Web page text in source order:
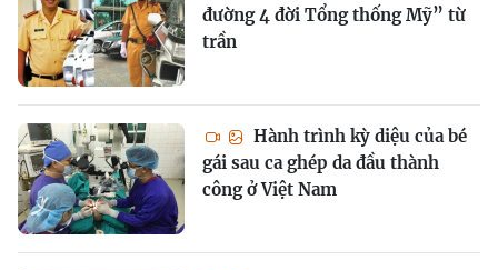
đường 4 đời Tổng thống Mỹ” từ
trần
Hành trình kỳ diệu của bé
gái sau ca ghép da đầu thành
công ở Việt Nam